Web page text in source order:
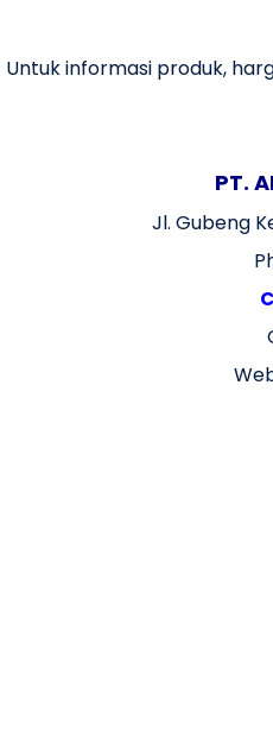
Untuk informasi produk,
PT.
Jl. Gubeng